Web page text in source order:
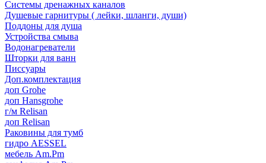
Системы дренажных каналов
Душевые гарнитуры ( лейки, шланги, души)
Поддоны для душа
Устройства смыва
Водонагреватели
Шторки для ванн
Писсуары
Доп.комплектация
доп Grohe
доп Hansgrohe
г/м Relisan
доп Relisan
Раковины для тумб
гидро AESSEL
мебель Am.Pm